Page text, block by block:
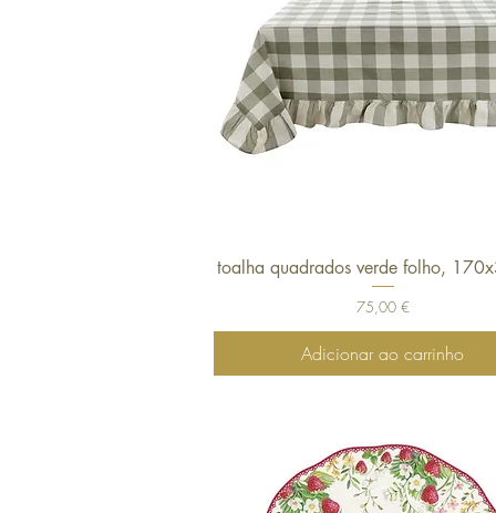
Visualização rápida
toalha quadrados verde folho,
Preço
75,00 €
Adicionar ao carrinho